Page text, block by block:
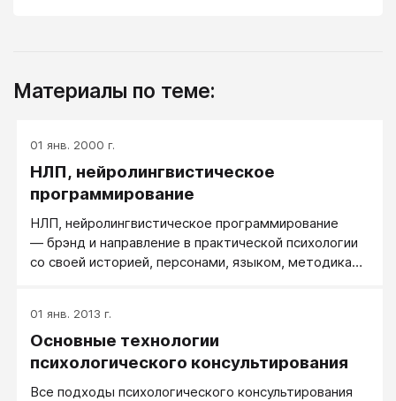
Материалы по теме:
01 янв. 2000 г.
НЛП, нейролингвистическое
программирование
НЛП, нейролингвистическое программирование
— брэнд и направление в практической психологии
со своей историей, персонами, языком, методиками
01 янв. 2013 г.
Основные технологии
психологического консультирования
Все подходы психологического консультирования